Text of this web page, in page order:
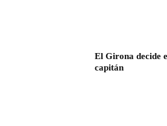
El Girona decide
capitán